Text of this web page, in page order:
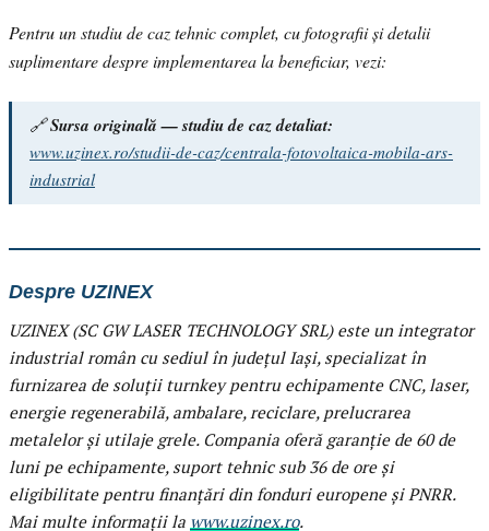
Pentru un studiu de caz tehnic complet, cu fotografii și detalii
suplimentare despre implementarea la beneficiar, vezi:
🔗Sursa originală — studiu de caz detaliat:
www.uzinex.ro/studii-de-caz/centrala-fotovoltaica-mobila-ars-
industrial
Despre UZINEX
UZINEX (SC GW LASER TECHNOLOGY SRL) este un integrator
industrial român cu sediul în județul Iași, specializat în
furnizarea de soluții turnkey pentru echipamente CNC, laser,
energie regenerabilă, ambalare, reciclare, prelucrarea
metalelor și utilaje grele. Compania oferă garanție de 60 de
luni pe echipamente, suport tehnic sub 36 de ore și
eligibilitate pentru finanțări din fonduri europene și PNRR.
Mai multe informații la www.uzinex.ro.